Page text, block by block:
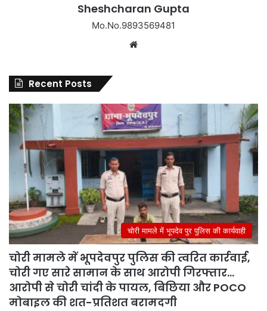
Sheshcharan Gupta
Mo.No.9893569481
Recent Posts
चोरी मामले में भूपदेव पुर पुलिस की कार्यवाही
चोरी मामले में भूपदेवपुर पुलिस की त्वरित कार्रवाई,
चोरी गए सारे सामान के साथ आरोपी गिरफ्तार…
आरोपी से चोरी चांदी के पायल, बिछिया और POCO
मोबाइल की शत-प्रतिशत बरामदगी